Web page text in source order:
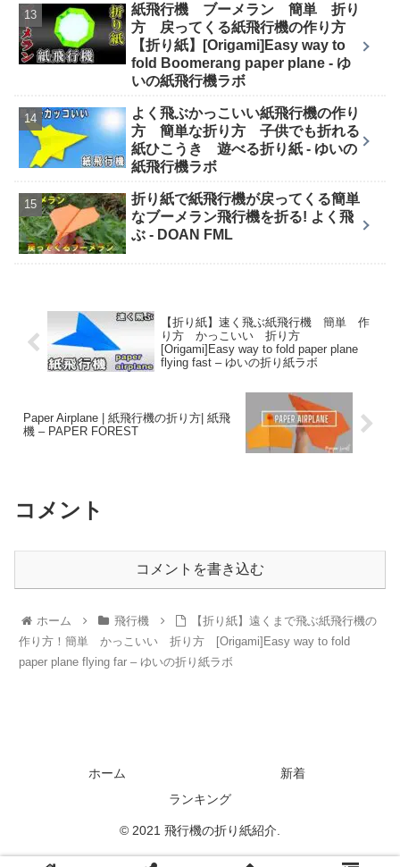
紙飛行機 ブーメラン 簡単 折り
方 戻ってくる紙飛行機の作り方
【折り紙】[Origami]Easy way to
fold Boomerang paper plane - ゆ
いの紙飛行機ラボ
よく飛ぶかっこいい紙飛行機の作り
方 簡単な折り方 子供でも折れる
紙ひこうき 遊べる折り紙 - ゆいの
紙飛行機ラボ
折り紙で紙飛行機が戻ってくる簡単
なブーメラン飛行機を折る! よく飛
ぶ - DOAN FML
【折り紙】速く飛ぶ紙飛行機 簡単 作
り方 かっこいい 折り方
[Origami]Easy way to fold paper plane
flying fast – ゆいの折り紙ラボ
Paper Airplane | 紙飛行機の折り方| 紙飛
機 – PAPER FOREST
コメント
コメントを書き込む
ホーム 飛行機
【折り紙】遠くまで飛ぶ紙飛行機の
作り方！簡単 かっこいい 折り方 [Origami]Easy way to fold
paper plane flying far – ゆいの折り紙ラボ
ホーム
新着
ランキング
© 2021 飛行機の折り紙紹介.